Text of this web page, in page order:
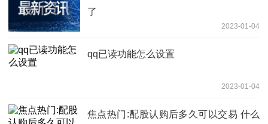
了
2023-01-04
qq已读功能怎么设置
2023-01-04
焦点热门:配股认购后多久可以交易 什么